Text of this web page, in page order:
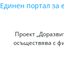
Единен портал за
Проект
осъществява с